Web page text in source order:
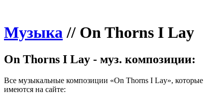
Музыка// On Thorns I Lay
On Thorns I Lay - муз. композиции:
Все музыкальные композиции «On Thorns I Lay», которые
имеются на сайте: